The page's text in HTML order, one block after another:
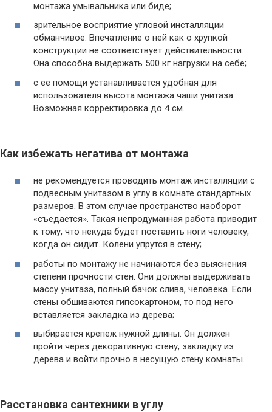
монтажа умывальника или биде;
зрительное восприятие угловой инсталляции
обманчивое. Впечатление о ней как о хрупкой
конструкции не соответствует действительности.
Она способна выдержать 500 кг нагрузки на себе;
с ее помощи устанавливается удобная для
использователя высота монтажа чаши унитаза.
Возможная корректировка до 4 см.
Как избежать негатива от монтажа
не рекомендуется проводить монтаж инсталляции с
подвесным унитазом в углу в комнате стандартных
размеров. В этом случае пространство наоборот
«съедается». Такая непродуманная работа приводит
к тому, что некуда будет поставить ноги человеку,
когда он сидит. Колени упрутся в стену;
работы по монтажу не начинаются без выяснения
степени прочности стен. Они должны выдерживать
массу унитаза, полный бачок слива, человека. Если
стены обшиваются гипсокартоном, то под него
вставляется закладка из дерева;
выбирается крепеж нужной длины. Он должен
пройти через декоративную стену, закладку из
дерева и войти прочно в несущую стену комнаты.
Расстановка сантехники в углу